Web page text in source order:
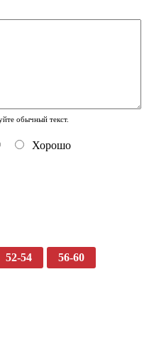
обычный текст.
Хорошо
52-54 56-60